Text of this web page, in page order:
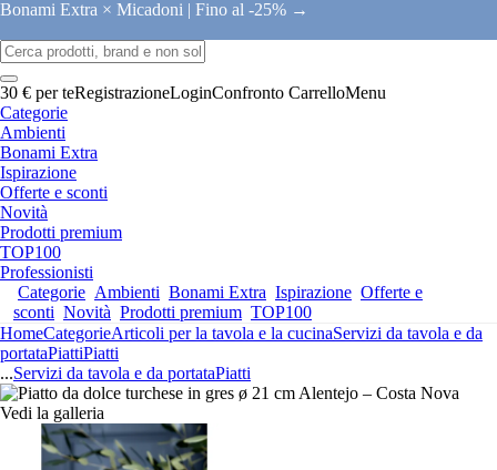
Bonami Extra × Micadoni | Fino al -25% →
30 € per teRegistrazioneLoginConfronto CarrelloMenu
Categorie
Ambienti
Bonami Extra
Ispirazione
Offerte e sconti
Novità
Prodotti premium
TOP100
Professionisti
Categorie Ambienti Bonami Extra Ispirazione Offerte e
sconti Novità Prodotti premium TOP100
HomeCategorieArticoli per la tavola e la cucinaServizi da tavola e da
portataPiattiPiatti
...Servizi da tavola e da portataPiatti
Vedi la galleria